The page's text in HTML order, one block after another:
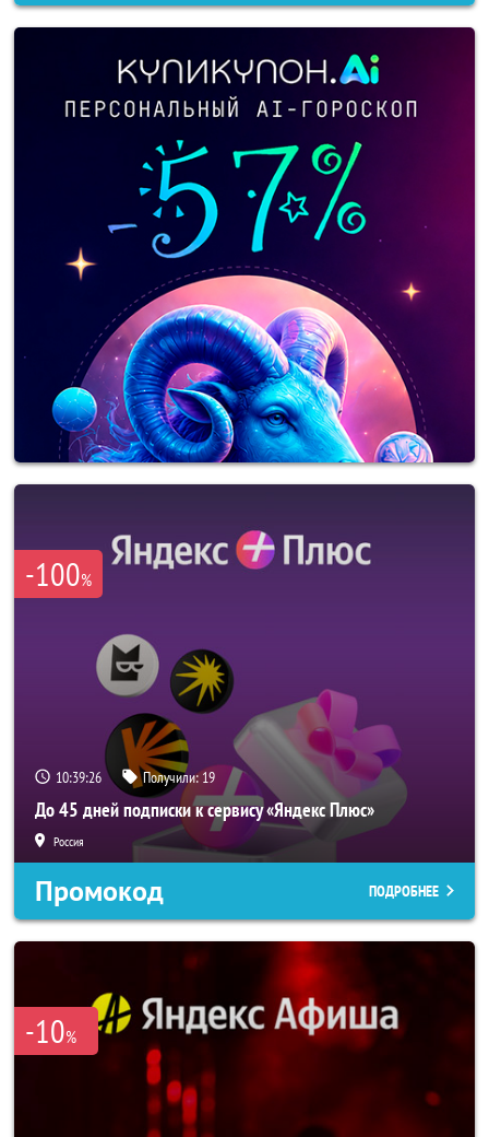
-100%
10:39:25 Получили:19
До 45 дней подписки к сервису «Яндекс Плюс»
Россия
Промокод ПОДРОБНЕЕ
-10%